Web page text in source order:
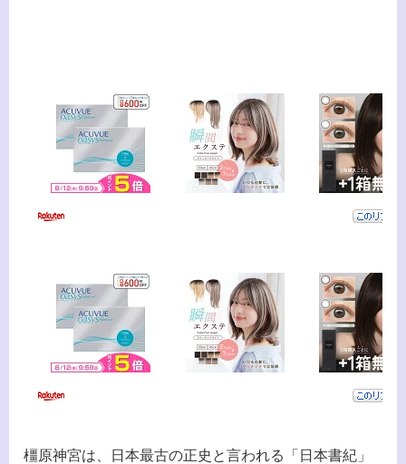
橿原神宮は、日本最古の正史と言われる「日本書紀」